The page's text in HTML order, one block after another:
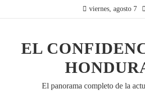
viernes, agosto 7
EL
El panorama completo de la